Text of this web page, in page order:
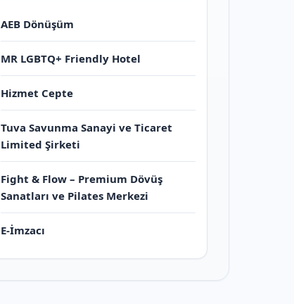
AEB Dönüşüm
MR LGBTQ+ Friendly Hotel
Hizmet Cepte
Tuva Savunma Sanayi ve Ticaret
Limited Şirketi
Fight & Flow – Premium Dövüş
Sanatları ve Pilates Merkezi
E-İmzacı